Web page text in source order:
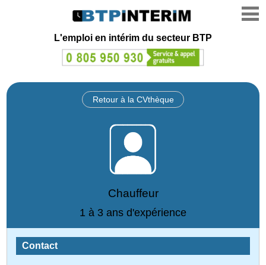
L'emploi en intérim du secteur BTP
Retour à la CVthèque
Chauffeur
1 à 3 ans d'expérience
Contact